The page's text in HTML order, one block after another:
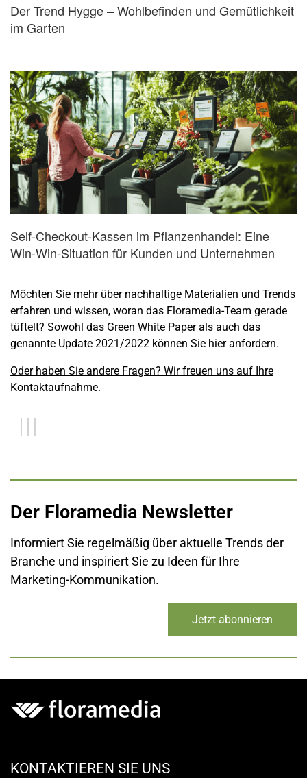
Der Trend Hygge – Wohlbefinden und Gemütlichkeit
im Garten
Self-Checkout-Kassen im Pflanzenhandel: Eine
Win-Win-Situation für Kunden und Unternehmen
Möchten Sie mehr über nachhaltige Materialien und Trends
erfahren und wissen, woran das Floramedia-Team gerade
tüftelt? Sowohl das Green White Paper als auch das
genannte Update 2021/2022 können Sie hier anfordern.
Oder haben Sie andere Fragen? Wir freuen uns auf Ihre
Kontaktaufnahme.
Der Floramedia Newsletter
Informiert Sie regelmäßig über aktuelle Trends der
Branche und inspiriert Sie zu Ideen für Ihre
Marketing-Kommunikation.
Jetzt abonnieren
KONTAKTIEREN SIE UNS